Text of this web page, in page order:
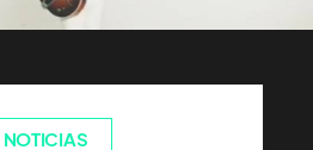
NOTICIAS